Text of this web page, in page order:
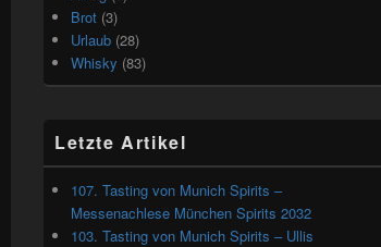
Brot (3)
Urlaub (28)
Whisky (83)
Letzte Artikel
107. Tasting von Munich Spirits –
Messenachlese München Spirits 2032
103. Tasting von Munich Spirits – Ullis